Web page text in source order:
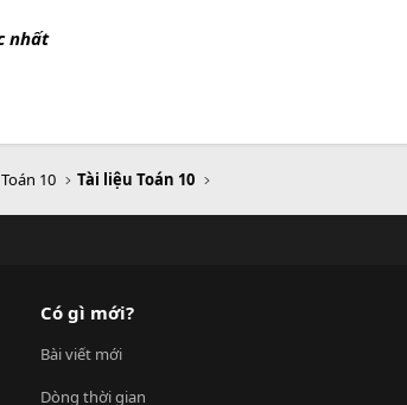
nhất
Toán 10 Tài liệu Toán 10
Có gì mới?
Bài viết mới
Dòng thời gian